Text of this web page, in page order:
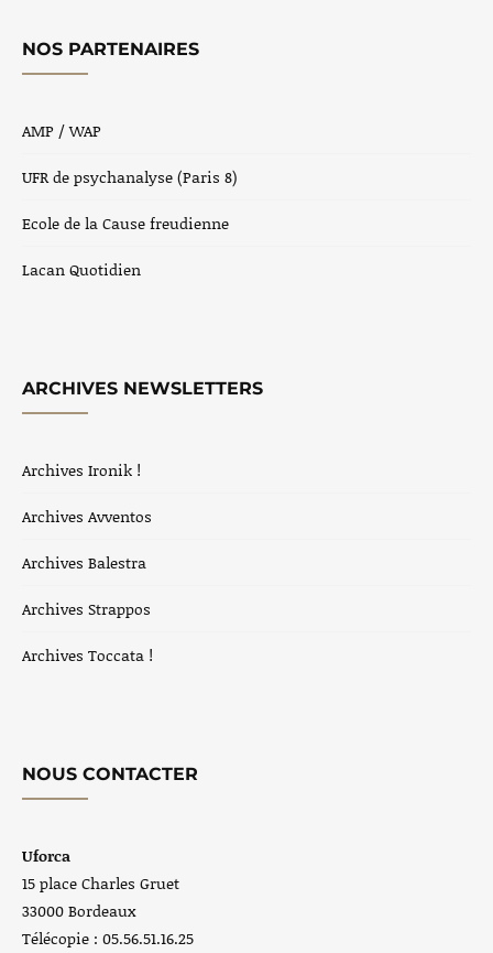
NOS PARTENAIRES
AMP / WAP
UFR de psychanalyse (Paris 8)
Ecole de la Cause freudienne
Lacan Quotidien
ARCHIVES NEWSLETTERS
Archives Ironik !
Archives Avventos
Archives Balestra
Archives Strappos
Archives Toccata !
NOUS CONTACTER
Uforca
15 place Charles Gruet
33000 Bordeaux
Télécopie : 05.56.51.16.25